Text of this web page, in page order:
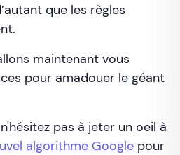
que les règles
maintenant vous
pour amadouer le géant
pas à jeter un oeil à
algorithme Google pour